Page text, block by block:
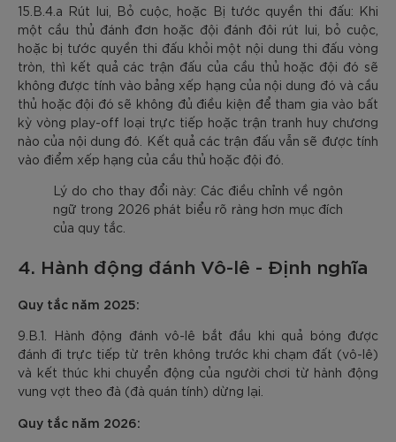
15.B.4.a Rút lui, Bỏ cuộc, hoặc Bị tước quyền thi đấu: Khi
một cầu thủ đánh đơn hoặc đội đánh đôi rút lui, bỏ cuộc,
hoặc bị tước quyền thi đấu khỏi một nội dung thi đấu vòng
tròn, thì kết quả các trận đấu của cầu thủ hoặc đội đó sẽ
không được tính vào bảng xếp hạng của nội dung đó và cầu
thủ hoặc đội đó sẽ không đủ điều kiện để tham gia vào bất
kỳ vòng play-off loại trực tiếp hoặc trận tranh huy chương
nào của nội dung đó. Kết quả các trận đấu vẫn sẽ được tính
vào điểm xếp hạng của cầu thủ hoặc đội đó.
Lý do cho thay đổi này: Các điều chỉnh về ngôn
ngữ trong 2026 phát biểu rõ ràng hơn mục đích
của quy tắc.
4. Hành động đánh Vô-lê - Định nghĩa
Quy tắc năm 2025:
9.B.1. Hành động đánh vô-lê bắt đầu khi quả bóng được
đánh đi trực tiếp từ trên không trước khi chạm đất (vô-lê)
và kết thúc khi chuyển động của người chơi từ hành động
vung vợt theo đà (đà quán tính) dừng lại.
Quy tắc năm 2026: